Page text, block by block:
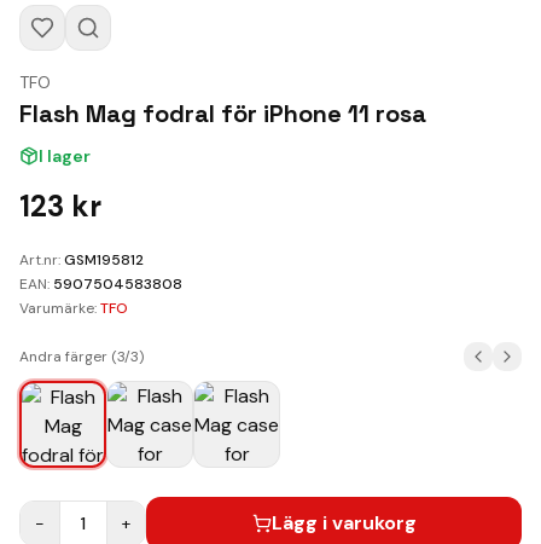
Butik
Kontakt
TFO
Flash Mag fodral för iPhone 11 rosa
I lager
123 kr
Art.nr:GSM195812
EAN: 5907504583808
Varumärke:TFO
Andra färger (3/3)
− 1 + Lägg i varukorg